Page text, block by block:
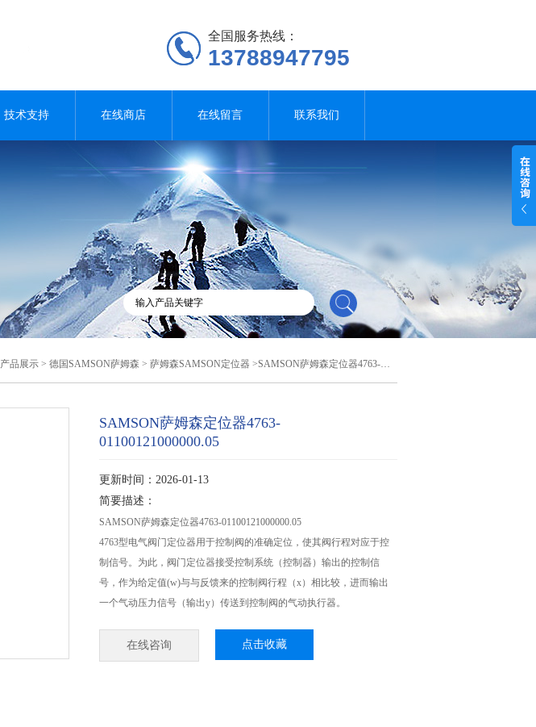
全国服务热线：
13788947795
技术支持 在线商店 在线留言 联系我们
产品展示 > 德国SAMSON萨姆森 > 萨姆森SAMSON定位器 >SAMSON萨姆森定位器4763-01100121000000.05
SAMSON萨姆森定位器4763-
01100121000000.05
更新时间：2026-01-13
简要描述：
SAMSON萨姆森定位器4763-01100121000000.05
4763型电气阀门定位器用于控制阀的准确定位，使其阀行程对应于控
制信号。为此，阀门定位器接受控制系统（控制器）输出的控制信
号，作为给定值(w)与与反馈来的控制阀行程（x）相比较，进而输出
一个气动压力信号（输出y）传送到控制阀的气动执行器。
在线咨询 点击收藏